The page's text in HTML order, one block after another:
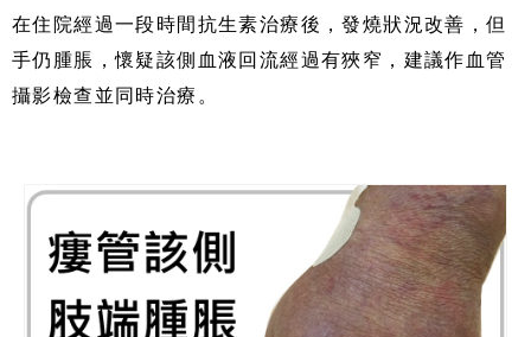
在住院經過一段時間抗生素治療後，發燒狀況改善，但
手仍腫脹，懷疑該側血液回流經過有狹窄，建議作血管
攝影檢查並同時治療。